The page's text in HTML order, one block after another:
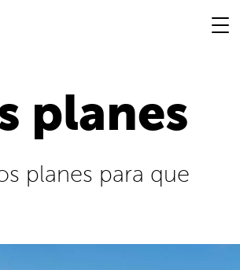
planes
planes para que